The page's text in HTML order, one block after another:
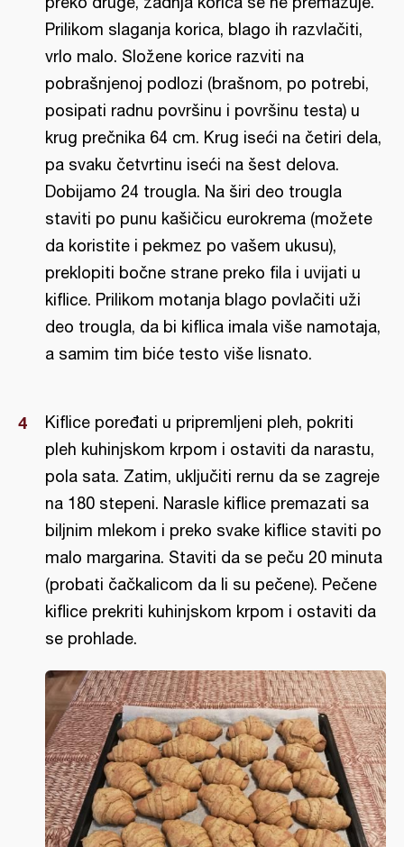
Prilikom slaganja korica, blago ih razvlačiti,
vrlo malo. Složene korice razviti na
pobrašnjenoj podlozi (brašnom, po potrebi,
posipati radnu površinu i površinu testa) u
krug prečnika 64 cm. Krug iseći na četiri dela,
pa svaku četvrtinu iseći na šest delova.
Dobijamo 24 trougla. Na širi deo trougla
staviti po punu kašičicu eurokrema (možete
da koristite i pekmez po vašem ukusu),
preklopiti bočne strane preko fila i uvijati u
kiflice. Prilikom motanja blago povlačiti uži
deo trougla, da bi kiflica imala više namotaja,
a samim tim biće testo više lisnato.
Kiflice poređati u pripremljeni pleh, pokriti
pleh kuhinjskom krpom i ostaviti da narastu,
pola sata. Zatim, uključiti rernu da se zagreje
na 180 stepeni. Narasle kiflice premazati sa
biljnim mlekom i preko svake kiflice staviti po
malo margarina. Staviti da se peču 20 minuta
(probati čačkalicom da li su pečene). Pečene
kiflice prekriti kuhinjskom krpom i ostaviti da
se prohlade.